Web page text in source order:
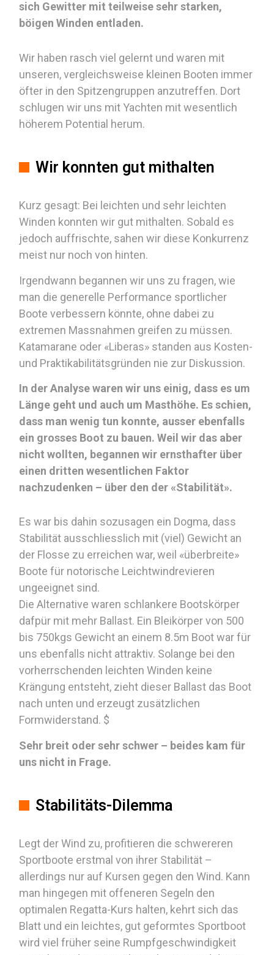
sich Gewitter mit teilweise sehr starken,
böigen Winden entladen.
Wir haben rasch viel gelernt und waren mit
unseren, vergleichsweise kleinen Booten immer
öfter in den Spitzengruppen anzutreffen. Dort
schlugen wir uns mit Yachten mit wesentlich
höherem Potential herum.
Wir konnten gut mithalten
Kurz gesagt: Bei leichten und sehr leichten
Winden konnten wir gut mithalten. Sobald es
jedoch auffrischte, sahen wir diese Konkurrenz
meist nur noch von hinten.
Irgendwann begannen wir uns zu fragen, wie
man die generelle Performance sportlicher
Boote verbessern könnte, ohne dabei zu
extremen Massnahmen greifen zu müssen.
Katamarane oder «Liberas» standen aus Kosten-
und Praktikabilitätsgründen nie zur Diskussion.
In der Analyse waren wir uns einig, dass es um
Länge geht und auch um Masthöhe. Es schien,
dass man wenig tun konnte, ausser ebenfalls
ein grosses Boot zu bauen. Weil wir das aber
nicht wollten, begannen wir ernsthafter über
einen dritten wesentlichen Faktor
nachzudenken – über den der «Stabilität».
Es war bis dahin sozusagen ein Dogma, dass
Stabilität ausschliesslich mit (viel) Gewicht an
der Flosse zu erreichen war, weil «überbreite»
Boote für notorische Leichtwindrevieren
ungeeignet sind.
Die Alternative waren schlankere Bootskörper
dafpür mit mehr Ballast. Ein Bleikörper von 500
bis 750kgs Gewicht an einem 8.5m Boot war für
uns ebenfalls nicht attraktiv. Solange bei den
vorherrschenden leichten Winden keine
Krängung entsteht, zieht dieser Ballast das Boot
nach unten und erzeugt zusätzlichen
Formwiderstand. $
Sehr breit oder sehr schwer – beides kam für
uns nicht in Frage.
Stabilitäts-Dilemma
Legt der Wind zu, profitieren die schwereren
Sportboote erstmal von ihrer Stabilität –
allerdings nur auf Kursen gegen den Wind. Kann
man hingegen mit offeneren Segeln den
optimalen Regatta-Kurs halten, kehrt sich das
Blatt und ein leichtes, gut geformtes Sportboot
wird viel früher seine Rumpfgeschwindigkeit